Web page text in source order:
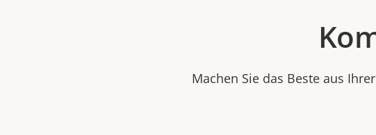
Machen Sie das Beste aus